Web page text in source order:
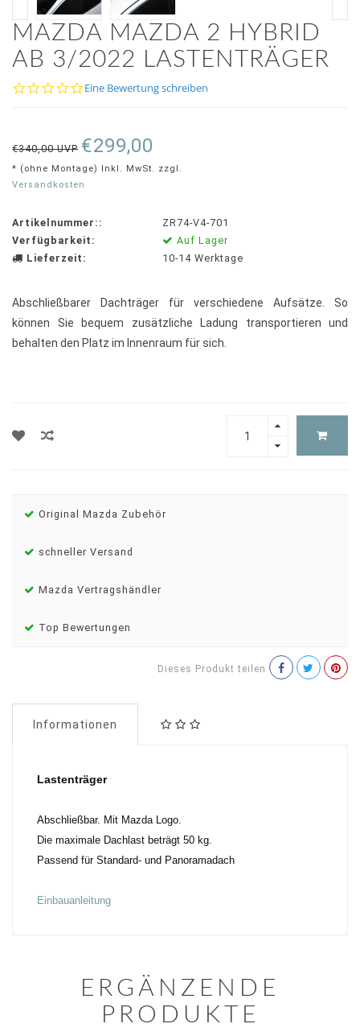
MAZDA MAZDA 2 HYBRID
AB 3/2022 LASTENTRÄGER
0.0
Eine Bewertung schreiben
€340,00 UVP €299,00
* (ohne Montage) Inkl. MwSt. zzgl.
Versandkosten
Artikelnummer::
ZR74-V4-701
Verfügbarkeit:
Auf Lager
Lieferzeit:
10-14 Werktage
Abschließbarer Dachträger für verschiedene Aufsätze. So
können Sie bequem zusätzliche Ladung transportieren und
behalten den Platz im Innenraum für sich.
Original Mazda Zubehör
schneller Versand
Mazda Vertragshändler
Top Bewertungen
Dieses Produkt teilen
Informationen
Lastenträger
Abschließbar. Mit Mazda Logo.
Die maximale Dachlast beträgt 50 kg.
Passend für Standard- und Panoramadach
Einbauanleitung
ERGÄNZENDE
PRODUKTE